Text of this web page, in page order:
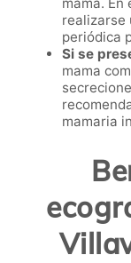
realizarse
periódica
Si se
mama
mamaria